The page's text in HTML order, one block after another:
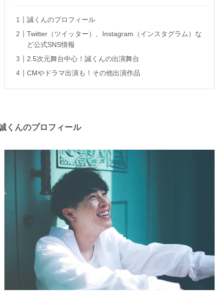
誠くんのプロフィール
Twitter（ツイッター）、Instagram（インスタグラム）な
ど公式SNS情報
2.5次元舞台中心！誠くんの出演舞台
CMやドラマ出演も！その他出演作品
くんのプロフィール